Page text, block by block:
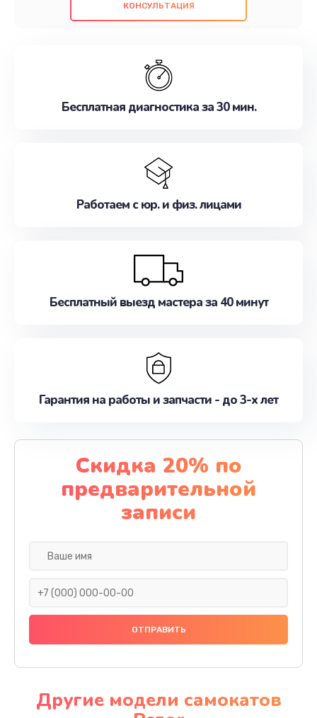
проведенных работ. Наша цель - предоставить
наилучшим образом. Не медлите записаться на
КОНСУЛЬТАЦИЯ
Бесплатная диагностика за 30 мин.
Работаем с юр. и физ. лицами
Бесплатный выезд мастера за 40 минут
Гарантия на работы и запчасти - до 3-х лет
Скидка 20% по
предварительной
записи
Другие модели самокатов